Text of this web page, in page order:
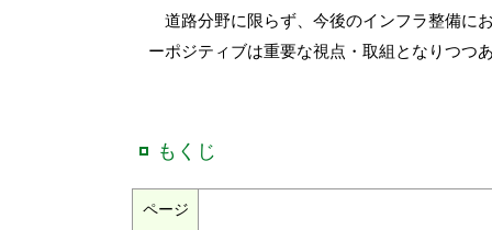
道路分野に限らず、今後のインフラ整備に
ーポジティブは重要な視点・取組となりつつ
もくじ
ページ